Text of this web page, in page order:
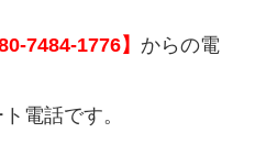
7484-1776】 からの電
電話です。